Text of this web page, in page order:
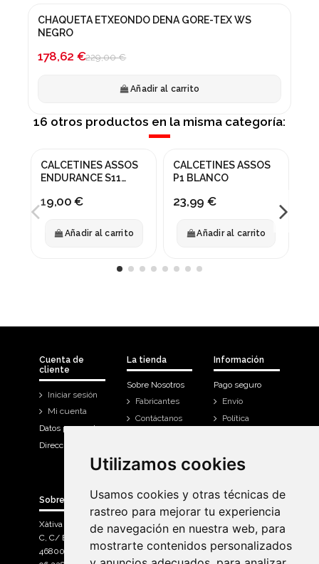
Utilizamos cookies
Usamos cookies y otras técnicas de
rastreo para mejorar tu experiencia
de navegación en nuestra web, para
mostrarte contenidos personalizados
Utilizamos cookies
Usamos cookies y otras técnicas de
rastreo para mejorar tu experiencia
de navegación en nuestra web, para
mostrarte contenidos personalizados
¡En oferta!
CHAQUETA ETXEONDO DENA GORE-TEX WS
NEGRO
178,62 €229,00 €
Añadir al carrito
16 otros productos en la misma categoría:
CALCETINES ASSOS
ENDURANCE S11
19,00 €
Añadir al carrito
CALCETINES ASSOS
P1 BLANCO
23,99 €
Añadir al carrito
Cuenta de
cliente
Iniciar sesión
Mi cuenta
Datos personales
Direcciones
La tienda
Sobre Nosotros
Fabricantes
Contáctanos
Información
Pago seguro
Envío
Política
Historial de
Sobre Bicicletas Sanchis
Xàtiva Polígon Industrial
C, C/ Braçal del Roncador nave 10. >
46800, Xàtiva.